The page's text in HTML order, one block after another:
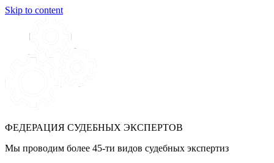
Skip to content
ФЕДЕРАЦИЯ СУДЕБНЫХ ЭКСПЕРТОВ
Мы проводим более 45-ти видов судебных экспертиз